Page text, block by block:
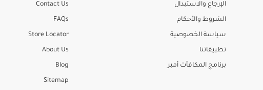
الإرجاع والاستبدال
الشروط والأحكام
سياسة الخصوصية
تطبيقاتنا
برنامج المكافآت أمبر
Contact Us
FAQs
Store Locator
About Us
Blog
Sitemap